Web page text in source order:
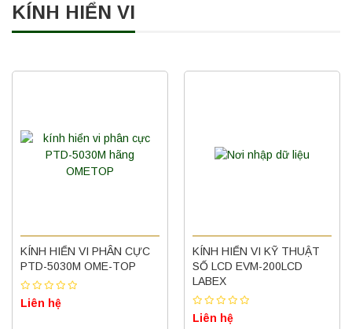
KÍNH HIỂN VI
KÍNH HIỂN VI PHÂN CỰC
PTD-5030M OME-TOP
Liên hệ
KÍNH HIỂN VI KỸ THUẬT
SỐ LCD EVM-200LCD
LABEX
Liên hệ